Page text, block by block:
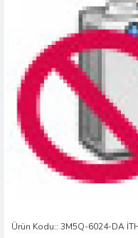
Ürün Kodu:: 3M5Q-6024-DA